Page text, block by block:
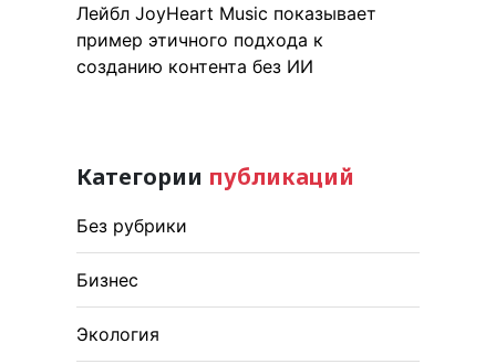
Лейбл JoyHeart Music показывает
пример этичного подхода к
созданию контента без ИИ
Категории публикаций
Без рубрики
Бизнес
Экология